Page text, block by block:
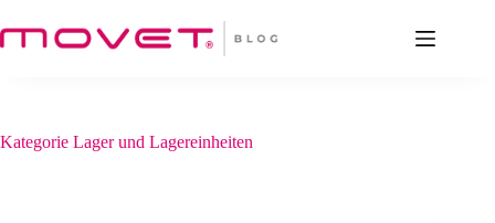
Inhalt
springen
Kategorie Lager und Lagereinheiten